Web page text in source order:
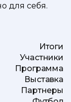
для себя.
Итоги
Участники
Программа
Выставка
Партнеры